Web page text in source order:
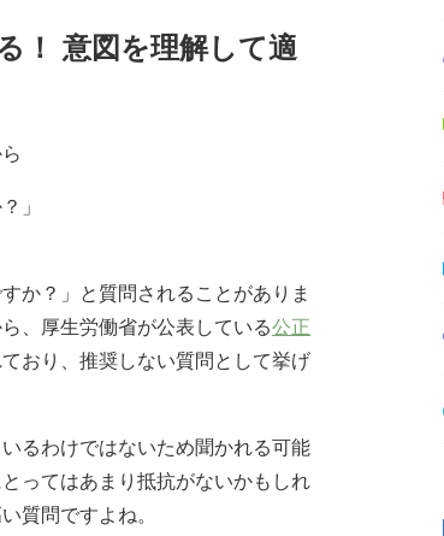
！ 意図を理解して適
」
か？」と質問されることがありま
、厚生労働省が公表している公正
おり、推奨しない質問として挙げ
るわけではないため聞かれる可能
ってはあまり抵抗がないかもしれ
質問ですよね。